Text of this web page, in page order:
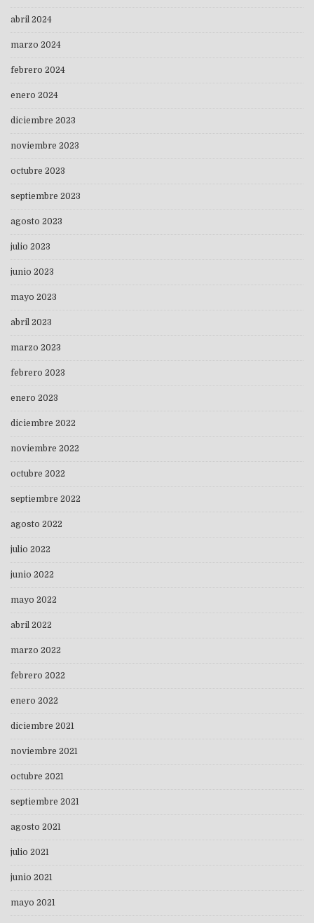
abril 2024
marzo 2024
febrero 2024
enero 2024
diciembre 2023
noviembre 2023
octubre 2023
septiembre 2023
agosto 2023
julio 2023
junio 2023
mayo 2023
abril 2023
marzo 2023
febrero 2023
enero 2023
diciembre 2022
noviembre 2022
octubre 2022
septiembre 2022
agosto 2022
julio 2022
junio 2022
mayo 2022
abril 2022
marzo 2022
febrero 2022
enero 2022
diciembre 2021
noviembre 2021
octubre 2021
septiembre 2021
agosto 2021
julio 2021
junio 2021
mayo 2021